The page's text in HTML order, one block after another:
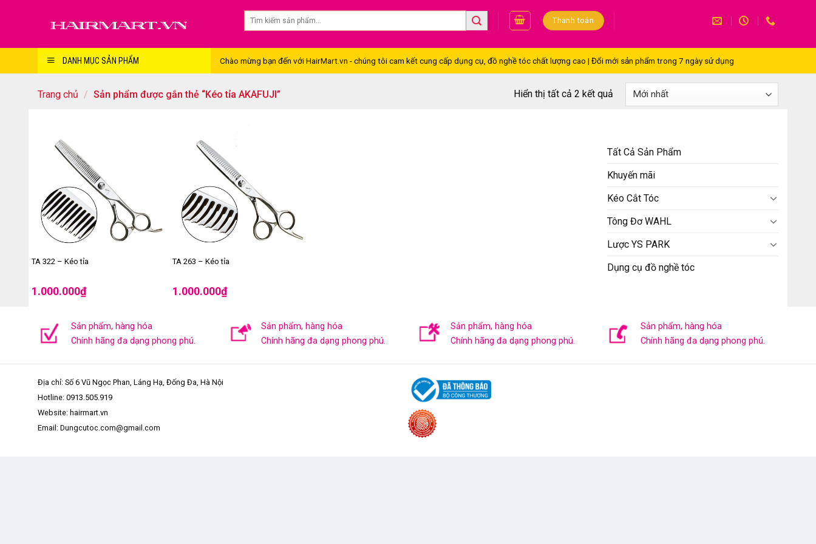
Thanh toán
DANH MỤC SẢN PHẨM Chào mừng bạn đến với HairMart.vn - chúng tôi cam kết cung cấp dụng cụ, đồ nghề tóc chất lượng cao | Đổi mới sản phẩm trong 7 ngày sử dụng
Trang chủ / Sản phẩm được gắn thẻ “Kéo tỉa AKAFUJI” Hiển thị tất cả 2 kết quả
TA 322 – Kéo tỉa
1.000.000₫
TA 263 – Kéo tỉa
1.000.000₫
Tất Cả Sản Phẩm
Khuyến mãi
Kéo Cắt Tóc
Tông Đơ WAHL
Lược YS PARK
Dụng cụ đồ nghề tóc
Sản phẩm, hàng hóa
Chính hãng đa dạng phong phú.
Sản phẩm, hàng hóa
Chính hãng đa dạng phong phú.
Sản phẩm, hàng hóa
Chính hãng đa dạng phong phú.
Sản phẩm, hàng hóa
Chính hãng đa dạng phong phú.
Địa chỉ: Số 6 Vũ Ngọc Phan, Láng Hạ, Đống Đa, Hà Nội
Hotline: 0913.505.919
Website: hairmart.vn
Email: Dungcutoc.com@gmail.com